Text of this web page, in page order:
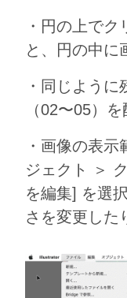
・円の上で
と、円の中に
・同じよう
（02〜05）
・画像の表
ジェクト ＞
を編集] を選
さを変更した